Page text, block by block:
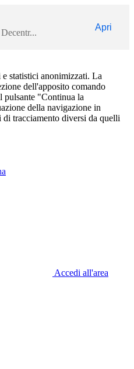
Apri
statistici anonimizzati. La
dell'apposito comando
pulsante "Continua la
della navigazione in
di tracciamento diversi da quelli
Accedi all'area